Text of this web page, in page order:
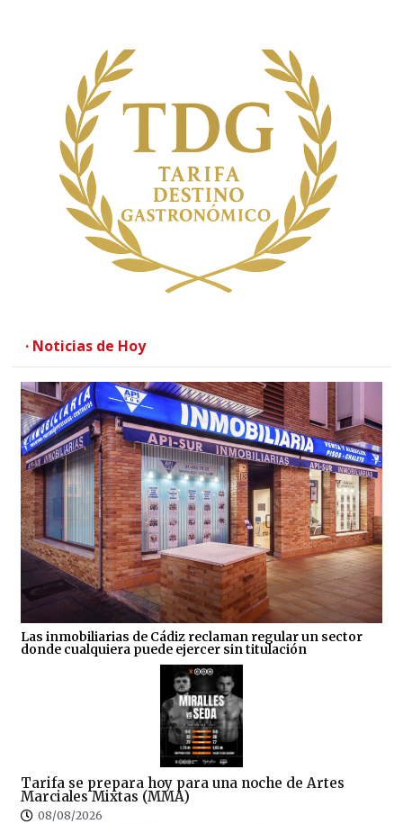
· Noticias de Hoy
Las inmobiliarias de Cádiz reclaman regular un sector
donde cualquiera puede ejercer sin titulación
Tarifa se prepara hoy para una noche de Artes
Marciales Mixtas (MMA)
08/08/2026